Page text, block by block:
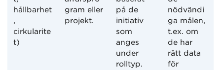
hållbarhet
,
cirkularite
t)
gram eller
projekt.
på de
initiativ
som
anges
under
rolltyp.
nödvändi
ga målen,
t.ex. om
de har
rätt data
för